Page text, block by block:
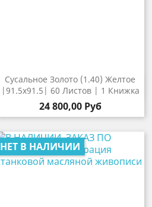
Сусальное Золото (1.40) Желтое
|91.5х91.5| 60 Листов | 1 Книжка
24 800,00 Руб
 Быстрый просмотр
НЕТ В НАЛИЧИИ